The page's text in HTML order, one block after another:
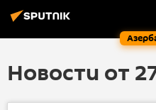
Новости от